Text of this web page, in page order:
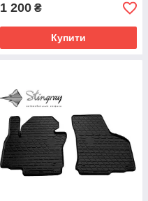
1 200 ₴
Купити